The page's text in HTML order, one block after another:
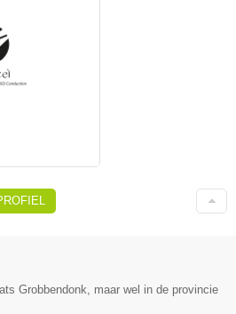
Grobbendonk, maar wel in de provincie